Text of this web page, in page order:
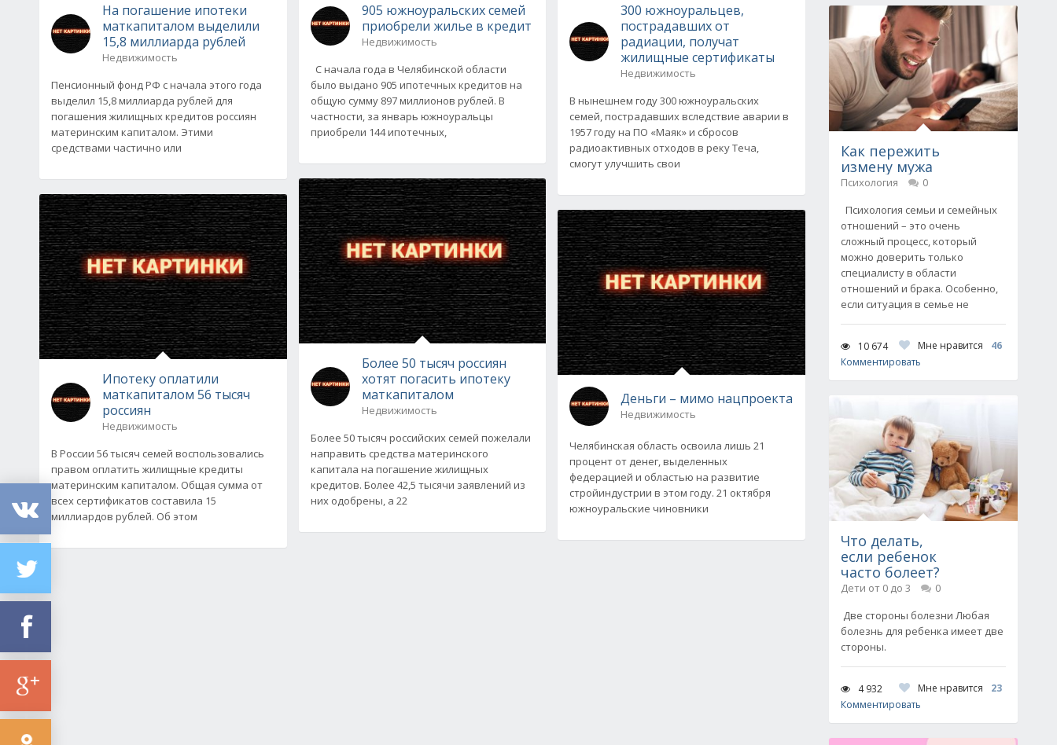
На погашение ипотеки
маткапиталом выделили
15,8 миллиарда рублей
Недвижимость
Пенсионный фонд РФ с начала этого года
выделил 15,8 миллиарда рублей для
погашения жилищных кредитов россиян
материнским капиталом. Этими
средствами частично или
Ипотеку оплатили
маткапиталом 56 тысяч
россиян
Недвижимость
В России 56 тысяч семей воспользовались
правом оплатить жилищные кредиты
материнским капиталом. Общая сумма от
всех сертификатов составила 15
миллиардов рублей. Об этом
905 южноуральских семей
приобрели жилье в кредит
Недвижимость
С начала года в Челябинской области
было выдано 905 ипотечных кредитов на
общую сумму 897 миллионов рублей. В
частности, за январь южноуральцы
приобрели 144 ипотечных,
Более 50 тысяч россиян
хотят погасить ипотеку
маткапиталом
Недвижимость
Более 50 тысяч российских семей пожелали
направить средства материнского
капитала на погашение жилищных
кредитов. Более 42,5 тысячи заявлений из
них одобрены, а 22
300 южноуральцев,
пострадавших от
радиации, получат
жилищные сертификаты
Недвижимость
В нынешнем году 300 южноуральских
семей, пострадавших вследствие аварии в
1957 году на ПО «Маяк» и сбросов
радиоактивных отходов в реку Теча,
смогут улучшить свои
Деньги – мимо нацпроекта
Недвижимость
Челябинская область освоила лишь 21
процент от денег, выделенных
федерацией и областью на развитие
стройиндустрии в этом году. 21 октября
южноуральские чиновники
Как пережить
измену мужа
Психология
0
Психология семьи и семейных
отношений – это очень
сложный процесс, который
можно доверить только
специалисту в области
отношений и брака. Особенно,
если ситуация в семье не
10 674 Мне нравится
46
Комментировать
Что делать,
если ребенок
часто болеет?
Дети от 0 до 3
0
Две стороны болезни Любая
болезнь для ребенка имеет две
стороны.
4 932 Мне нравится
23
Комментировать